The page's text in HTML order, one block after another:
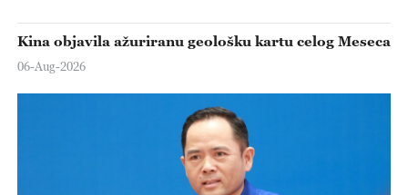
Kina objavila ažuriranu geološku kartu celog Meseca
06-Aug-2026